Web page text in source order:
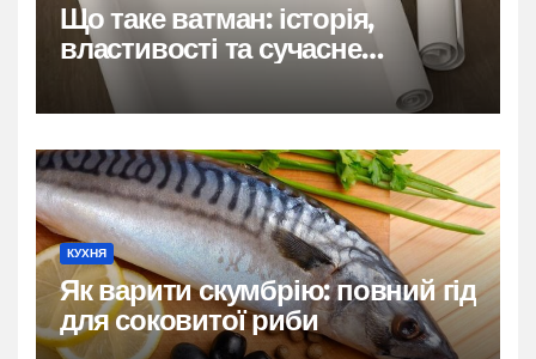
Що таке ватман: історія,
властивості та сучасне
застосування
КУХНЯ
Як варити скумбрію: повний гід
для соковитої риби